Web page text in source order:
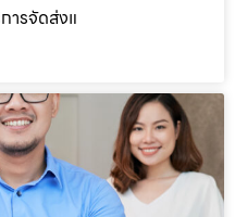
ารจัดส่งแ